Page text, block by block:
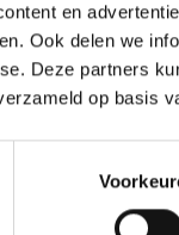
en
Ook delen we
Deze partners
op basis
0